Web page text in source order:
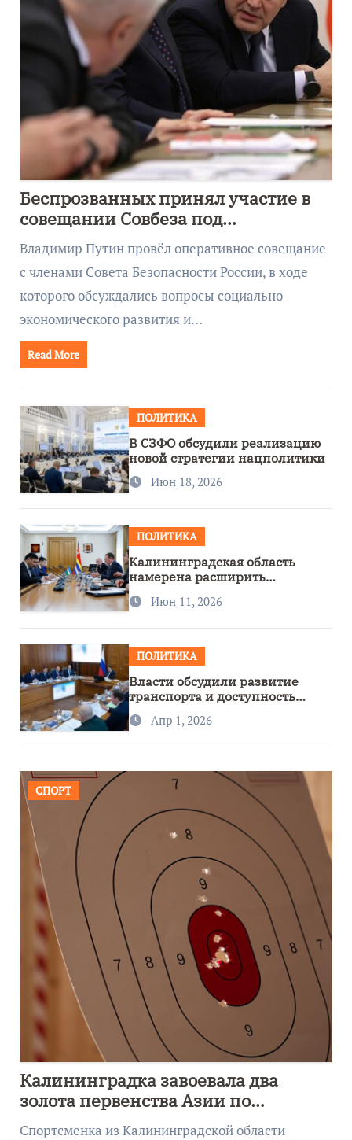
Беспрозванных принял участие в
совещании Совбеза под
руководством Путина
Владимир Путин провёл оперативное совещание
с членами Совета Безопасности России, в ходе
которого обсуждались вопросы социально-
экономического развития и…
Read More
ПОЛИТИКА
В СЗФО обсудили реализацию
новой стратегии нацполитики
Июн 18, 2026
ПОЛИТИКА
Калининградская область
намерена расширить
сотрудничество с Узбекистаном
Июн 11, 2026
ПОЛИТИКА
Власти обсудили развитие
транспорта и доступность
региона
Апр 1, 2026
СПОРТ
Калининградка завоевала два
золота первенства Азии по
метанию ножа
Спортсменка из Калининградской области